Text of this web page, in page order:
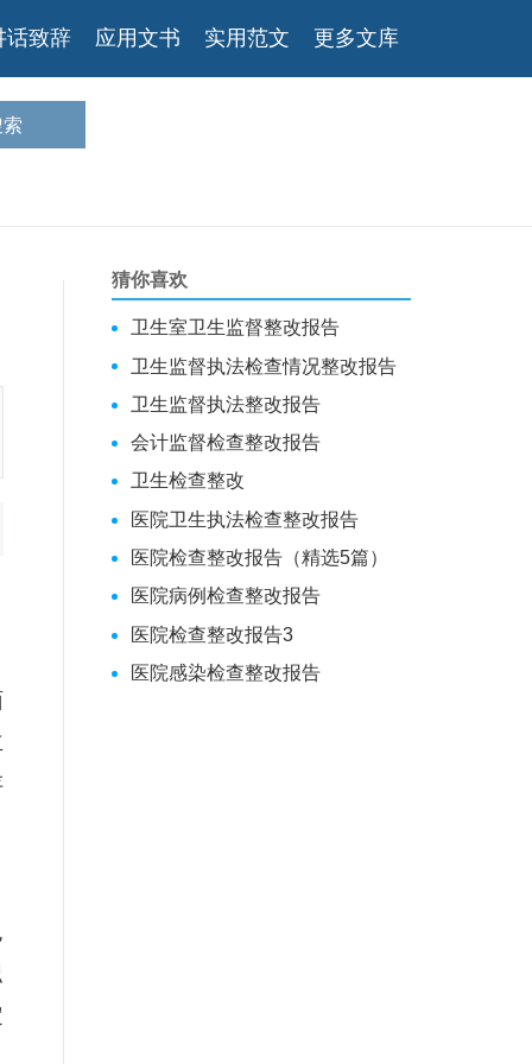
话致辞 应用文书 实用范文 更多文库
猜你喜欢
卫生室卫生监督整改报告
卫生监督执法检查情况整改报告
卫生监督执法整改报告
会计监督检查整改报告
卫生检查整改
医院卫生执法检查整改报告
医院检查整改报告（精选5篇）
医院病例检查整改报告
医院检查整改报告3
医院感染检查整改报告